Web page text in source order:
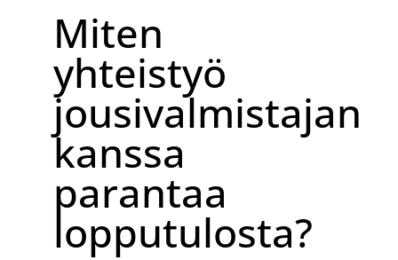
Miten
yhteistyö
jousivalmistajan
kanssa
parantaa
lopputulosta?